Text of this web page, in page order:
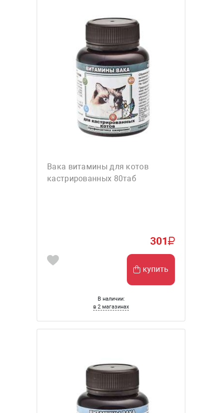
Вака витамины для котов
кастрированных 80таб
301
купить
В наличии:
в 2 магазинах